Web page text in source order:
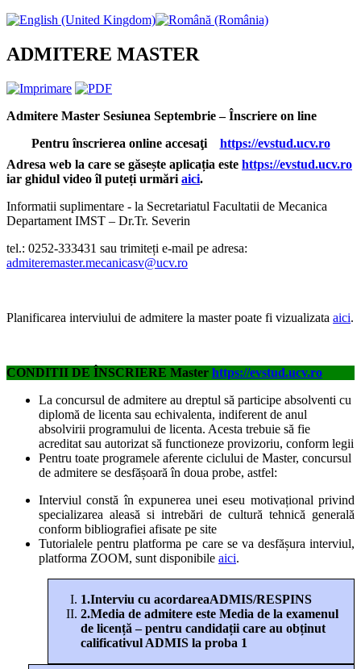
ADMITERE MASTER
Admitere Master Sesiunea Septembrie – Înscriere on line
Pentru înscrierea online accesaţi
https://evstud.ucv.ro
Adresa web la care se găsește aplicația este https://evstud.ucv.ro
iar ghidul video îl puteți urmări aici.
Informatii suplimentare - la Secretariatul Facultatii de Mecanica
Departament IMST – Dr.Tr. Severin
tel.: 0252-333431 sau trimiteți e-mail pe adresa:
admiteremaster.mecanicasv@ucv.ro
Planificarea interviului de admitere la master poate fi vizualizata aici.
CONDITII DE ÎNSCRIERE Master https://evstud.ucv.ro
La concursul de admitere au dreptul să participe absolventi cu
diplomă de licenta sau echivalenta, indiferent de anul
absolvirii programului de licenta. Acesta trebuie să fie
acreditat sau autorizat să functioneze provizoriu, conform legii
Pentru toate programele aferente ciclului de Master, concursul
de admitere se desfășoară în doua probe, astfel:
Interviul constă în expunerea unei eseu motivațional privind
specializarea aleasă si intrebări de cultură tehnică generală
conform bibliografiei afisate pe site
Tutorialele pentru platforma pe care se va desfășura interviul,
platforma ZOOM, sunt disponibile aici.
1.Interviu cu acordareaADMIS/RESPINS
2.Media de admitere este Media de la examenul
de licență – pentru candidații care au obținut
calificativul ADMIS la proba 1